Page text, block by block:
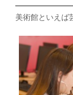
美術館といえば